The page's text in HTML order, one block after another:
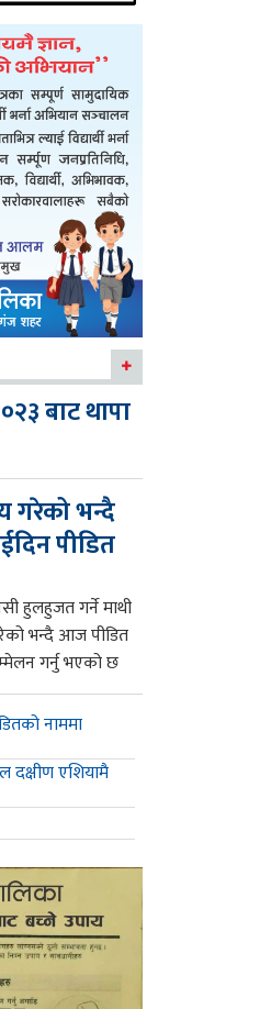
बाट थापा
गरेको भन्दै
पीडित
हुलहुजत गर्ने माथी
भन्दै आज पीडित
गर्नु भएको छ
नाममा
दक्षीण एशियामै